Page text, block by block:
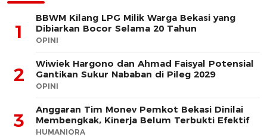
1
BBWM Kilang LPG Milik Warga Bekasi yang
Dibiarkan Bocor Selama 20 Tahun
OPINI
2
Wiwiek Hargono dan Ahmad Faisyal Potensial
Gantikan Sukur Nababan di Pileg 2029
OPINI
3
Anggaran Tim Monev Pemkot Bekasi Dinilai
Membengkak, Kinerja Belum Terbukti Efektif
HUMANIORA